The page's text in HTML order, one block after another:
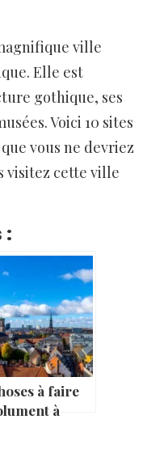
ville
Elle est
gothique, ses
Voici 10 sites
vous ne devriez
visitez cette ville
:
à faire
à